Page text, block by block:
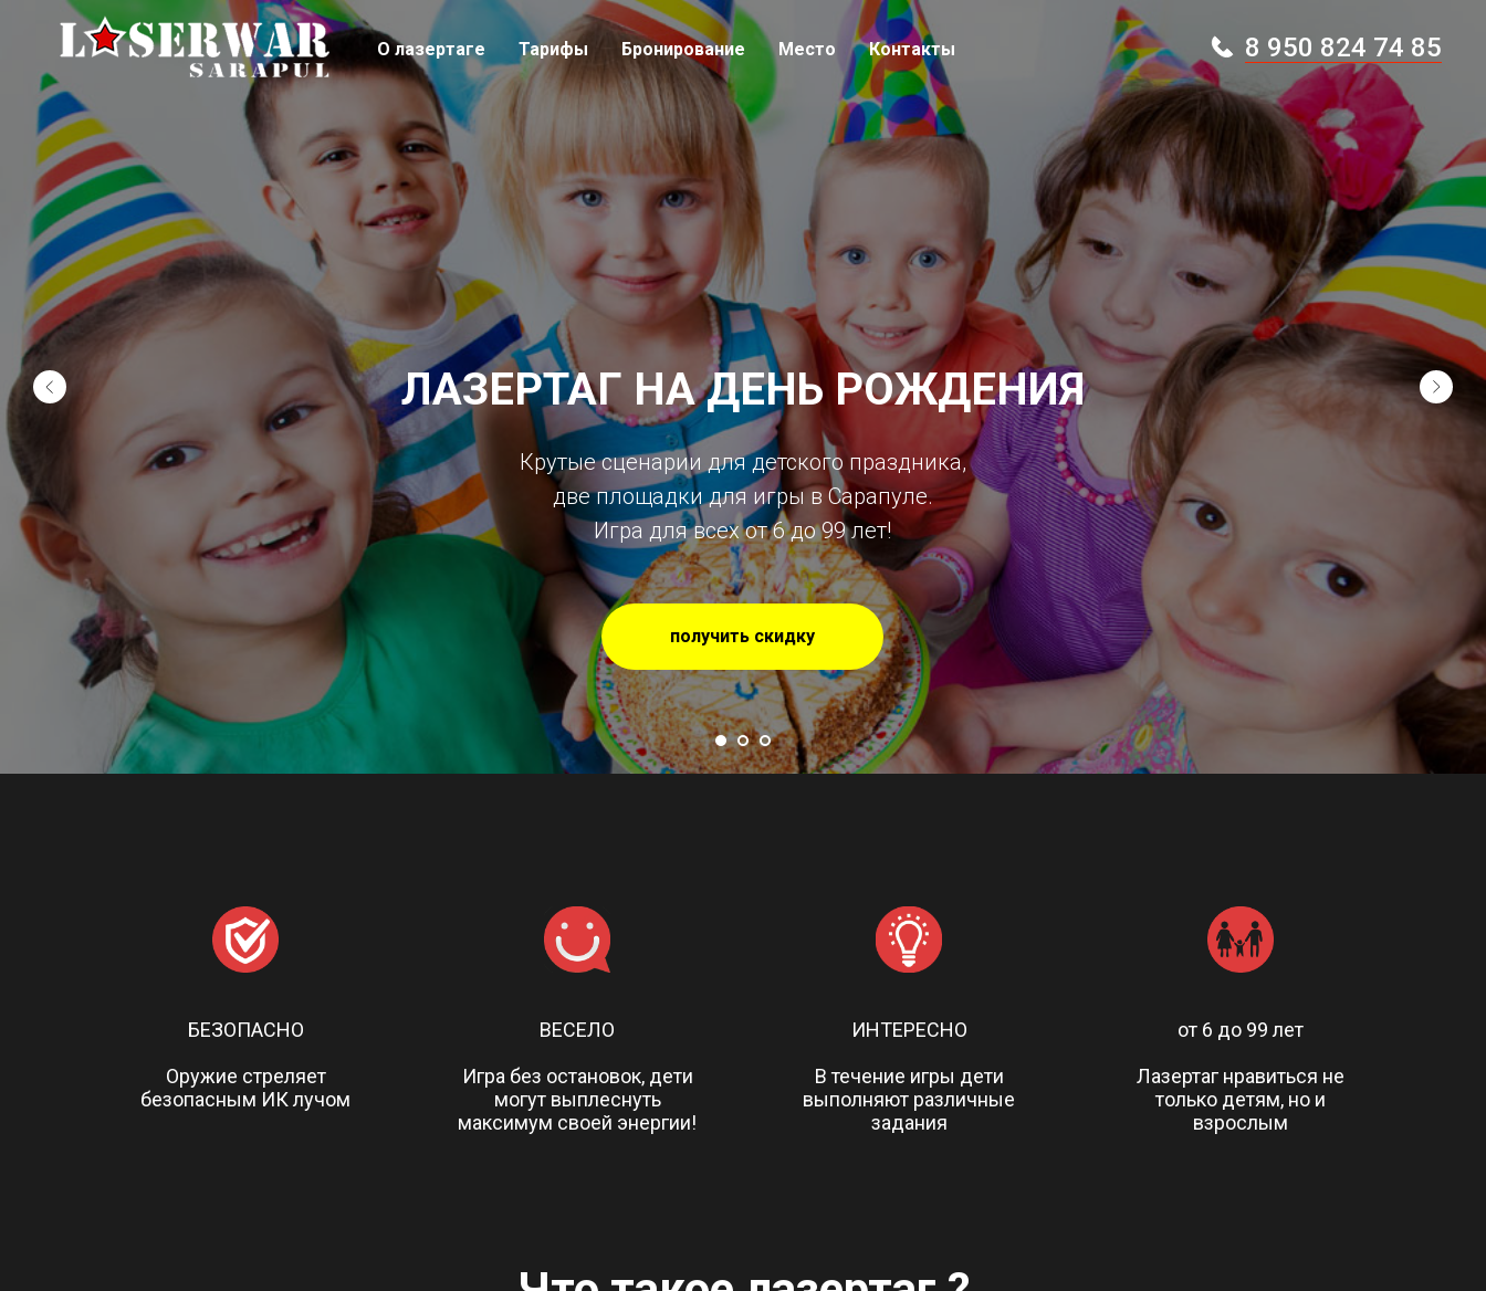
8 950 824 74 85
O лазертаге Тарифы Бронирование Место Контакты
ЛАЗЕРТАГ НА ДЕНЬ РОЖДЕНИЯ
Крутые сценарии для детского праздника,
две площадки для игры в Сарапуле.
Игра для всех от 6 до 99 лет!
получить скидку
БЕЗОПАСНО
Оружие стреляет
безопасным ИК лучом
ВЕСЕЛО
Игра без остановок, дети
могут выплеснуть
максимум своей энергии!
ИНТЕРЕСНО
В течение игры дети
выполняют различные
задания
от 6 до 99 лет
Лазертаг нравиться не
только детям, но и
взрослым